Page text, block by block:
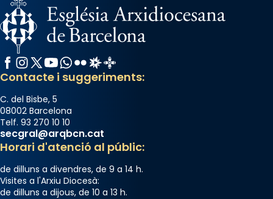
«A Raïms de Sant Jaume, raïms aigualits;
raïms de setembre te'n llepes els dits»,
segons una dita popular.
Photo
View on Facebook · Share
Facebook
Instagram
X / Twitter
YouTube
WhatsApp
FlickrRadio Estel
Catalunya Cristiana
Contacte i suggeriments:
C. del Bisbe, 5
08002 Barcelona
Telf. 93 270 10 10
secgral@arqbcn.cat
Horari d'atenció al públic:
de dilluns a divendres, de 9 a 14 h.
Visites a l'Arxiu Diocesà:
de dilluns a dijous, de 10 a 13 h.